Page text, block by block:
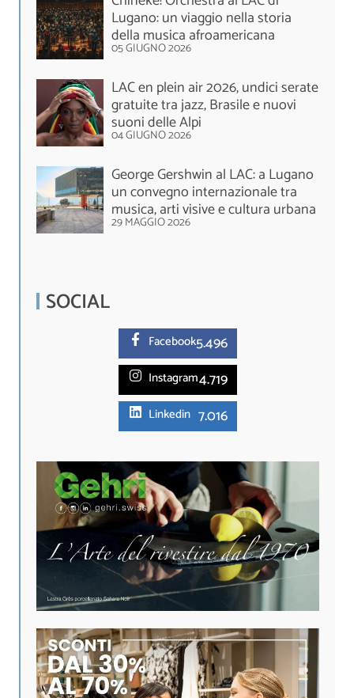
Lugano: un viaggio nella storia
della musica afroamericana
05 GIUGNO 2026
LAC en plein air 2026, undici serate
gratuite tra jazz, Brasile e nuovi
suoni delle Alpi
04 GIUGNO 2026
George Gershwin al LAC: a Lugano
un convegno internazionale tra
musica, arti visive e cultura urbana
29 MAGGIO 2026
SOCIAL
Facebook5.496
Instagram4.719
Linkedin 7.016